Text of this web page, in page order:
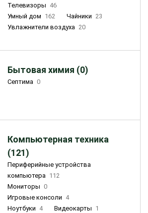
Телевизоры 46
Умный дом 162 Чайники 23
Увлажнители воздуха 20
Бытовая химия (0)
Септима 0
Компьютерная техника
(121)
Периферийные устройства
компьютера 112
Мониторы 0
Игровые консоли 4
Ноутбуки 4 Видеокарты 1